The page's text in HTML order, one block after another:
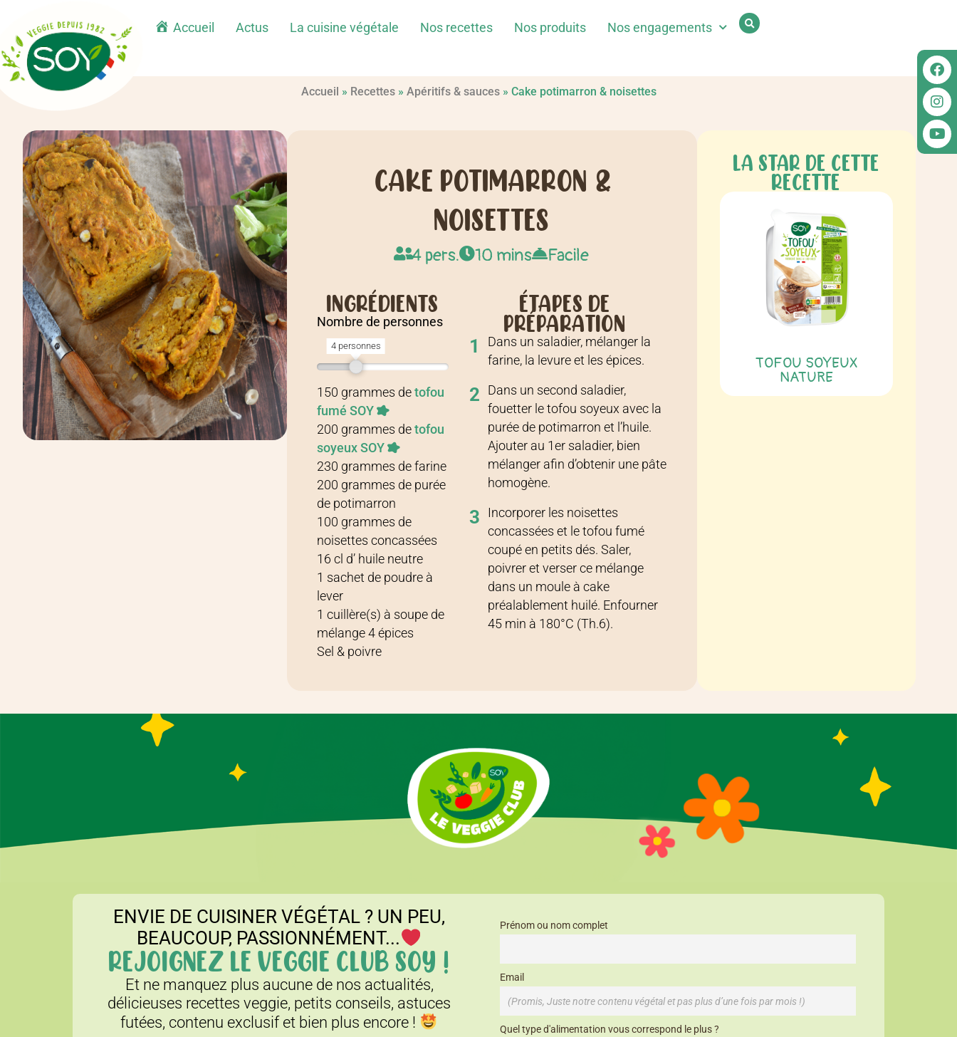
Accueil Actus La cuisine végétale Nos recettes Nos produits Nos engagements
Accueil » Recettes» Apéritifs & sauces» Cake potimarron & noisettes
CAKE POTIMARRON &
NOISETTES
4 pers. 10 mins Facile
INGRÉDIENTS
Nombre de personnes
4 personnes
Recette pour 4 personnes
150 grammes de tofou
fumé SOY
200 grammes de tofou
soyeux SOY
230 grammes de farine
200 grammes de purée
de potimarron
100 grammes de
noisettes concassées
16 cl d’ huile neutre
1 sachet de poudre à
lever
1 cuillère(s) à soupe de
mélange 4 épices
Sel & poivre
ÉTAPES DE
PRÉPARATION
1
Dans un saladier, mélanger la
farine, la levure et les épices.
2
Dans un second saladier,
fouetter le tofou soyeux avec la
purée de potimarron et l’huile.
Ajouter au 1er saladier, bien
mélanger afin d’obtenir une pâte
homogène.
3
Incorporer les noisettes
concassées et le tofou fumé
coupé en petits dés. Saler,
poivrer et verser ce mélange
dans un moule à cake
préalablement huilé. Enfourner
45 min à 180°C (Th.6).
LA STAR DE CETTE
RECETTE
TOFOU SOYEUX
NATURE
ENVIE DE CUISINER VÉGÉTAL ? UN PEU,
BEAUCOUP, PASSIONNÉMENT...
REJOIGNEZ LE VEGGIE CLUB SOY !
Et ne manquez plus aucune de nos actualités,
délicieuses recettes veggie, petits conseils, astuces
futées, contenu exclusif et bien plus encore !
Prénom ou nom complet
Email
Quel type d'alimentation vous correspond le plus ?